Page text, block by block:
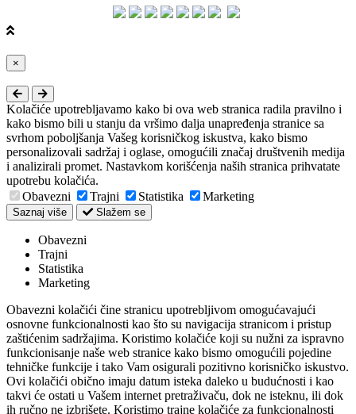
×
Kolačiće upotrebljavamo kako bi ova web stranica radila pravilno i
kako bismo bili u stanju da vršimo dalja unapređenja stranice sa
svrhom poboljšanja Vašeg korisničkog iskustva, kako bismo
personalizovali sadržaj i oglase, omogućili značaj društvenih medija
i analizirali promet. Nastavkom korišćenja naših stranica prihvatate
upotrebu kolačića.
Obavezni
Trajni Statistika Marketing
Saznaj više Slažem se
Obavezni
Trajni
Statistika
Marketing
Obavezni kolačići čine stranicu upotrebljivom omogućavajući
osnovne funkcionalnosti kao što su navigacija stranicom i pristup
zaštićenim sadržajima. Koristimo kolačiće koji su nužni za ispravno
funkcionisanje naše web stranice kako bismo omogućili pojedine
tehničke funkcije i tako Vam osigurali pozitivno korisničko iskustvo.
Ovi kolačići obično imaju datum isteka daleko u budućnosti i kao
takvi će ostati u Vašem internet pretraživaču, dok ne isteknu, ili dok
ih ručno ne izbrišete. Koristimo trajne kolačiće za funkcionalnosti